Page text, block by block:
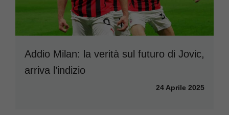
Addio Milan: la verità sul futuro di Jovic,
arriva l’indizio
24 Aprile 2025